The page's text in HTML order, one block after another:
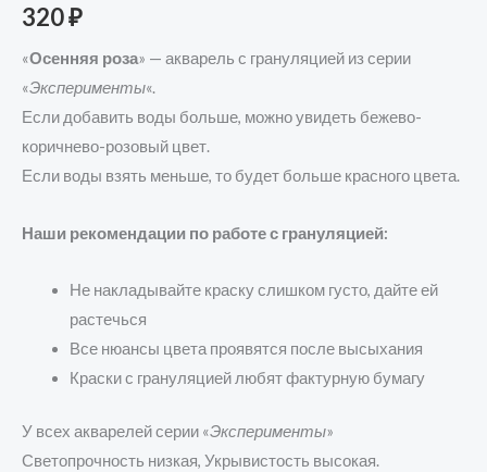
320₽
«Осенняя роза» — акварель с грануляцией из серии
«Эксперименты«.
Если добавить воды больше, можно увидеть бежево-
коричнево-розовый цвет.
Если воды взять меньше, то будет больше красного цвета.
Наши рекомендации по работе с грануляцией:
Не накладывайте краску слишком густо, дайте ей
растечься
Все нюансы цвета проявятся после высыхания
Краски с грануляцией любят фактурную бумагу
У всех акварелей серии «Эксперименты»
Светопрочность низкая, Укрывистость высокая.